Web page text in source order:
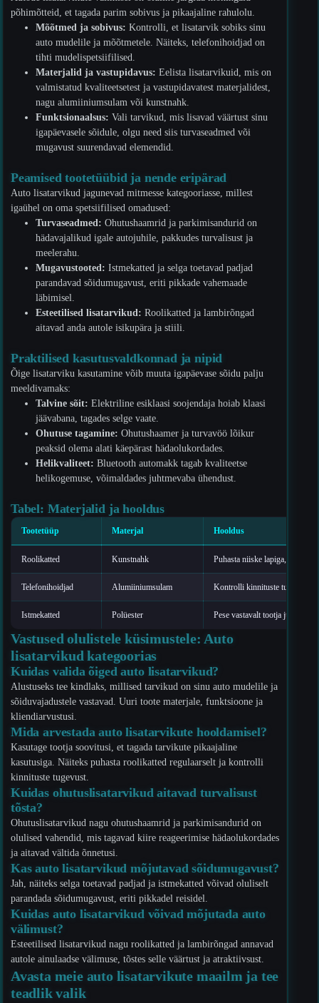
põhimõtteid, et tagada parim sobivus ja pikaajaline rahulolu.
Mõõtmed ja sobivus: Kontrolli, et lisatarvik sobiks sinu
auto mudelile ja mõõtmetele. Näiteks, telefonihoidjad on
tihti mudelispetsiifilised.
Materjalid ja vastupidavus: Eelista lisatarvikuid, mis on
valmistatud kvaliteetsetest ja vastupidavatest materjalidest,
nagu alumiiniumsulam või kunstnahk.
Funktsionaalsus: Vali tarvikud, mis lisavad väärtust sinu
igapäevasele sõidule, olgu need siis turvaseadmed või
mugavust suurendavad elemendid.
Peamised tootetüübid ja nende eripärad
Auto lisatarvikud jagunevad mitmesse kategooriasse, millest
igaühel on oma spetsiifilised omadused:
Turvaseadmed: Ohutushaamrid ja parkimisandurid on
hädavajalikud igale autojuhile, pakkudes turvalisust ja
meelerahu.
Mugavustooted: Istmekatted ja selga toetavad padjad
parandavad sõidumugavust, eriti pikkade vahemaade
läbimisel.
Esteetilised lisatarvikud: Roolikatted ja lambirõngad
aitavad anda autole isikupära ja stiili.
Praktilised kasutusvaldkonnad ja nipid
Õige lisatarviku kasutamine võib muuta igapäevase sõidu palju
meeldivamaks:
Talvine sõit: Elektriline esiklaasi soojendaja hoiab klaasi
jäävabana, tagades selge vaate.
Ohutuse tagamine: Ohutushaamer ja turvavöö lõikur
peaksid olema alati käepärast hädaolukordades.
Helikvaliteet: Bluetooth automakk tagab kvaliteetse
helikogemuse, võimaldades juhtmevaba ühendust.
Tabel: Materjalid ja hooldus
Tootetüüp Materjal Hooldus
Roolikatted Kunstnahk Puhasta niiske lapiga, väldi
Telefonihoidjad Alumiiniumsulam Kontrolli kinnituste tugevust
Istmekatted Polüester Pese vastavalt tootja juhistele,
Vastused olulistele küsimustele: Auto
lisatarvikud kategoorias
Kuidas valida õiged auto lisatarvikud?
Alustuseks tee kindlaks, millised tarvikud on sinu auto mudelile ja
sõiduvajadustele vastavad. Uuri toote materjale, funktsioone ja
kliendiarvustusi.
Mida arvestada auto lisatarvikute hooldamisel?
Kasutage tootja soovitusi, et tagada tarvikute pikaajaline
kasutusiga. Näiteks puhasta roolikatted regulaarselt ja kontrolli
kinnituste tugevust.
Kuidas ohutuslisatarvikud aitavad turvalisust
tõsta?
Ohutuslisatarvikud nagu ohutushaamrid ja parkimisandurid on
olulised vahendid, mis tagavad kiire reageerimise hädaolukordades
ja aitavad vältida õnnetusi.
Kas auto lisatarvikud mõjutavad sõidumugavust?
Jah, näiteks selga toetavad padjad ja istmekatted võivad oluliselt
parandada sõidumugavust, eriti pikkadel reisidel.
Kuidas auto lisatarvikud võivad mõjutada auto
välimust?
Esteetilised lisatarvikud nagu roolikatted ja lambirõngad annavad
autole ainulaadse välimuse, tõstes selle väärtust ja atraktiivsust.
Avasta meie auto lisatarvikute maailm ja tee
teadlik valik